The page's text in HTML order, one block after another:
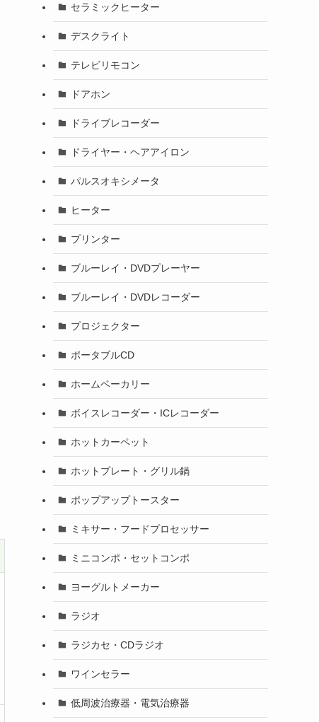
セラミックヒーター
デスクライト
テレビリモコン
ドアホン
ドライブレコーダー
ドライヤー・ヘアアイロン
パルスオキシメータ
ヒーター
プリンター
ブルーレイ・DVDプレーヤー
ブルーレイ・DVDレコーダー
プロジェクター
ポータブルCD
ホームベーカリー
ボイスレコーダー・ICレコーダー
ホットカーペット
ホットプレート・グリル鍋
ポップアップトースター
ミキサー・フードプロセッサー
ミニコンポ・セットコンポ
ヨーグルトメーカー
ラジオ
ラジカセ・CDラジオ
ワインセラー
低周波治療器・電気治療器